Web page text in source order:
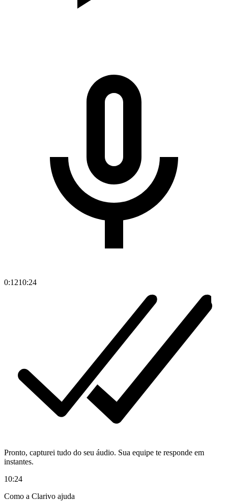
0:1210:24
Pronto, capturei tudo do seu áudio. Sua equipe te responde em
instantes.
10:24
Como a Clarivo ajuda